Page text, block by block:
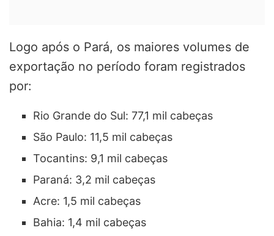
Logo após o Pará, os maiores volumes de
exportação no período foram registrados
por:
Rio Grande do Sul: 77,1 mil cabeças
São Paulo: 11,5 mil cabeças
Tocantins: 9,1 mil cabeças
Paraná: 3,2 mil cabeças
Acre: 1,5 mil cabeças
Bahia: 1,4 mil cabeças